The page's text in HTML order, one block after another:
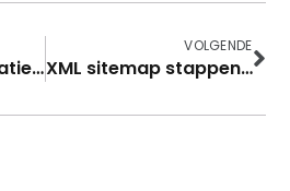
Crawling en indexatie checklist
VOLGENDE
XML sitemap stappenplan